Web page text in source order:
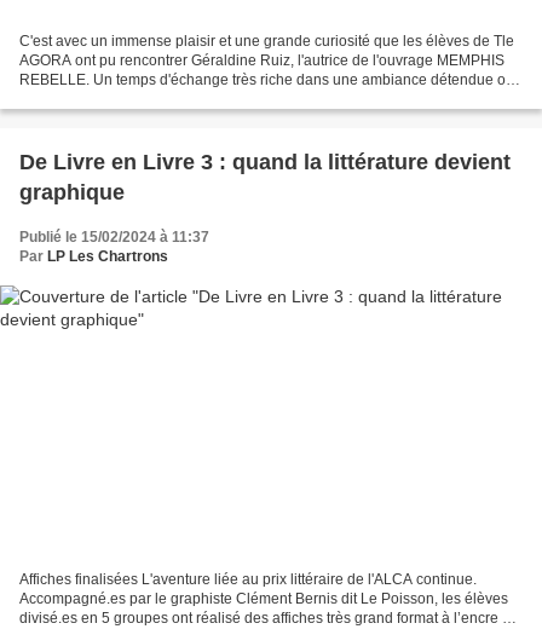
C'est avec un immense plaisir et une grande curiosité que les élèves de Tle
AGORA ont pu rencontrer Géraldine Ruiz, l'autrice de l'ouvrage MEMPHIS
REBELLE. Un temps d'échange très riche dans une ambiance détendue où
De Livre en Livre 3 : quand la littérature devient
graphique
Publié le 15/02/2024 à 11:37
Par LP Les Chartrons
Affiches finalisées L'aventure liée au prix littéraire de l'ALCA continue.
Accompagné.es par le graphiste Clément Bernis dit Le Poisson, les élèves
divisé.es en 5 groupes ont réalisé des affiches très grand format à l’encre de